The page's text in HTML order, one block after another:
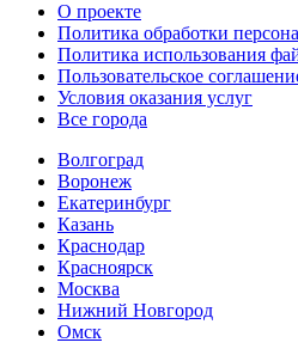
О проекте
Политика обработки
Политика использования
Пользовательское
Условия оказания услуг
Все города
Волгоград
Воронеж
Екатеринбург
Казань
Краснодар
Красноярск
Москва
Нижний Новгород
Омск